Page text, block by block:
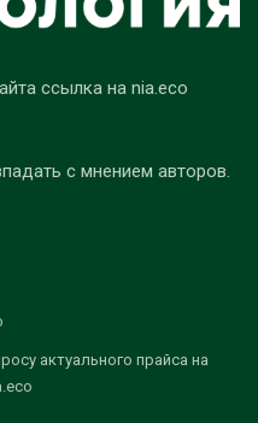
ссылка на nia.eco
с мнением авторов.
актуального прайса на